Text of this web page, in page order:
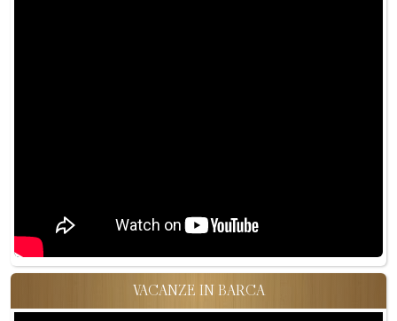
VACANZE IN BARCA